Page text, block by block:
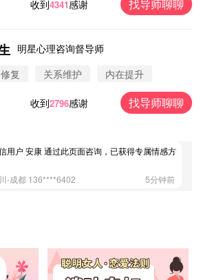
收到4341感谢 找导师聊聊
明星心理咨询督导师
复
关系维护 内在提升
收到2796感谢 找导师聊聊
用户 圆圈 通过此页面咨询，已获得专属情感方
用户 Vnno 通过此页面咨询，已获得专属情感方
用户 大太阳 通过此页面咨询，已获得专属情感
用户 安康 通过此页面咨询，已获得专属情感方
-成都 136****6402
5分钟前
-浦东 177****9074
56分钟前